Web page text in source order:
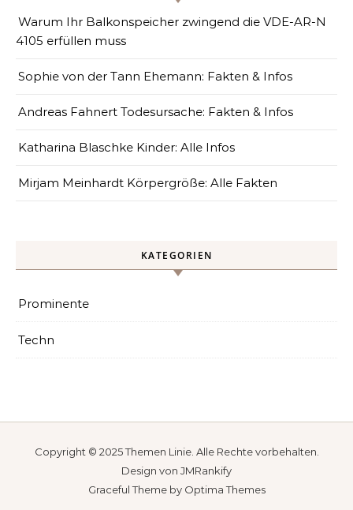
Warum Ihr Balkonspeicher zwingend die VDE-AR-N
4105 erfüllen muss
Sophie von der Tann Ehemann: Fakten & Infos
Andreas Fahnert Todesursache: Fakten & Infos
Katharina Blaschke Kinder: Alle Infos
Mirjam Meinhardt Körpergröße: Alle Fakten
KATEGORIEN
Prominente
Techn
Copyright © 2025Themen Linie. Alle Rechte vorbehalten.
Design von JMRankify
Graceful Theme by Optima Themes